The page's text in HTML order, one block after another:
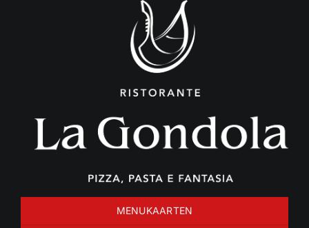
MENUKAARTEN